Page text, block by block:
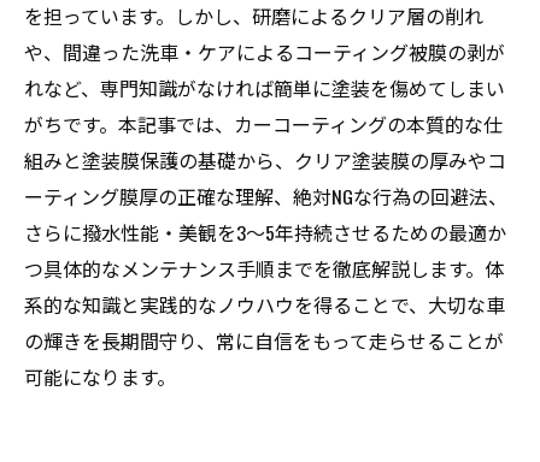
を担っています。しかし、研磨によるクリア層の削れ
や、間違った洗車・ケアによるコーティング被膜の剥が
れなど、専門知識がなければ簡単に塗装を傷めてしまい
がちです。本記事では、カーコーティングの本質的な仕
組みと塗装膜保護の基礎から、クリア塗装膜の厚みやコ
ーティング膜厚の正確な理解、絶対NGな行為の回避法、
さらに撥水性能・美観を3～5年持続させるための最適か
つ具体的なメンテナンス手順までを徹底解説します。体
系的な知識と実践的なノウハウを得ることで、大切な車
の輝きを長期間守り、常に自信をもって走らせることが
可能になります。